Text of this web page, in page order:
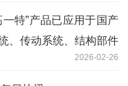
一特”产品已应用于国产
、传动系统、结构部件
2026-02-26